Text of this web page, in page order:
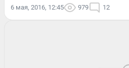
6 мая, 2016, 12:45 979 12